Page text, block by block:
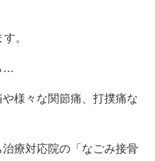
。
…
様々な関節痛、打撲痛な
治療対応院の「なごみ接骨